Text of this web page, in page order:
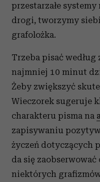
przestarzałe
drogi, tworzymy
grafolożka.
Trzeba pisać według
najmniej 10 minut
Żeby zwiększyć
Wieczorek sugeruje
charakteru pisma na
zapisywaniu
życzeń dotyczących
da się zaobserwować
niektórych